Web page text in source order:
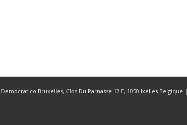
Bruxelles, Clos Du Parnasse 12 E, 1050 Ixelles Belgique |